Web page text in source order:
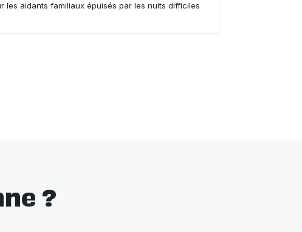
les aidants familiaux épuisés par les nuits difficiles
?